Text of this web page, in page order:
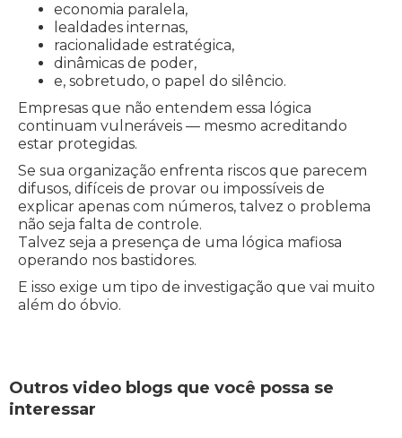
economia paralela,
lealdades internas,
racionalidade estratégica,
dinâmicas de poder,
e, sobretudo, o papel do silêncio.
Empresas que não entendem essa lógica
continuam vulneráveis — mesmo acreditando
estar protegidas.
Se sua organização enfrenta riscos que parecem
difusos, difíceis de provar ou impossíveis de
explicar apenas com números, talvez o problema
não seja falta de controle.
Talvez seja a presença de uma lógica mafiosa
operando nos bastidores.
E isso exige um tipo de investigação que vai muito
além do óbvio.
Outros video blogs que você possa se
interessar